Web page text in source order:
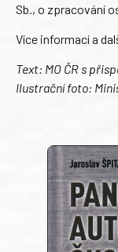
Sb., o zpracování
Více informací a
Text: MO ČR s
Ilustrační foto: